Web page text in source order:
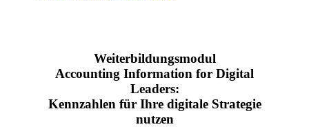
Weiterbildungsmodul
Accounting Information for Digital
Leaders:
Kennzahlen für Ihre digitale Strategie
nutzen